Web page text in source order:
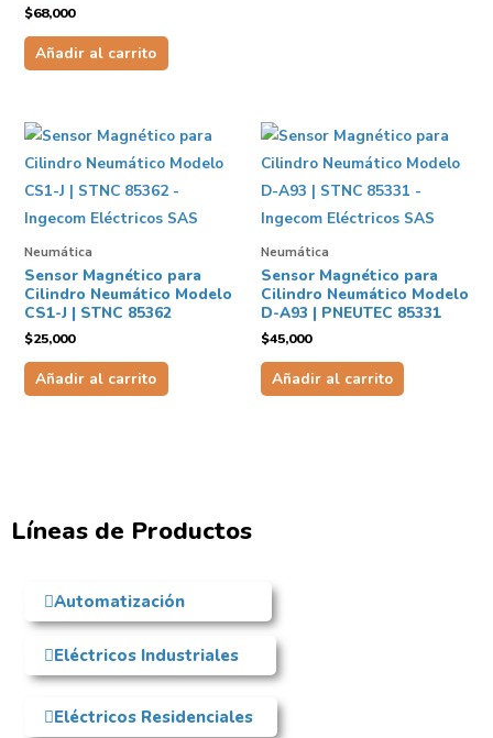
$68,000
Añadir al carrito
Neumática
Sensor Magnético para
Cilindro Neumático Modelo
CS1-J | STNC 85362
$25,000
Añadir al carrito
Neumática
Sensor Magnético para
Cilindro Neumático Modelo
D-A93 | PNEUTEC 85331
$45,000
Añadir al carrito
Líneas de Productos
Automatización
Eléctricos Industriales
Eléctricos Residenciales